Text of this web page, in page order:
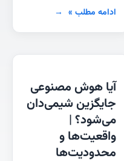
ادامه مطلب »
آیا هوش مصنوعی
جایگزین شیمی‌دان
می‌شود؟ |
واقعیت‌ها و
محدودیت‌ها